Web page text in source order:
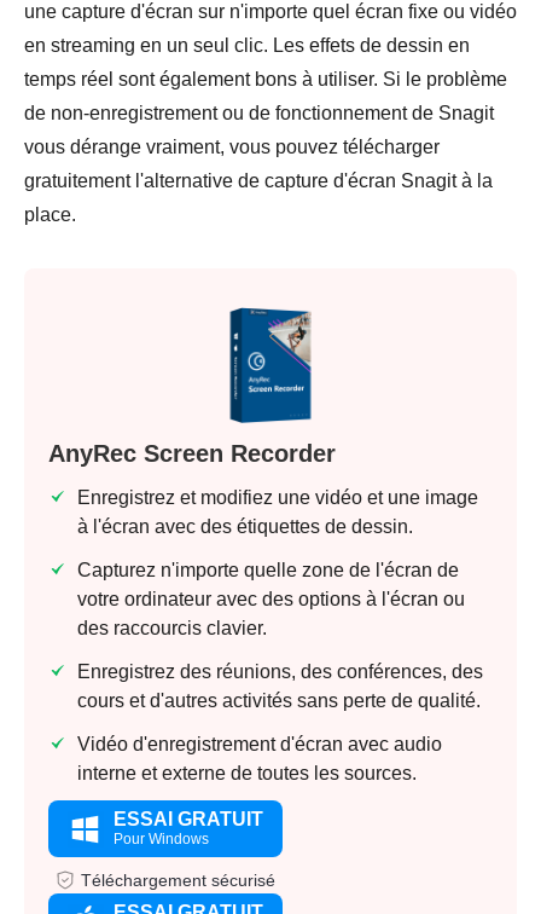
une capture d'écran sur n'importe quel écran fixe ou vidéo
en streaming en un seul clic. Les effets de dessin en
temps réel sont également bons à utiliser. Si le problème
de non-enregistrement ou de fonctionnement de Snagit
vous dérange vraiment, vous pouvez télécharger
gratuitement l'alternative de capture d'écran Snagit à la
place.
AnyRec Screen Recorder
Enregistrez et modifiez une vidéo et une image
à l'écran avec des étiquettes de dessin.
Capturez n'importe quelle zone de l'écran de
votre ordinateur avec des options à l'écran ou
des raccourcis clavier.
Enregistrez des réunions, des conférences, des
cours et d'autres activités sans perte de qualité.
Vidéo d'enregistrement d'écran avec audio
interne et externe de toutes les sources.
ESSAI GRATUIT
Pour Windows
Téléchargement sécurisé